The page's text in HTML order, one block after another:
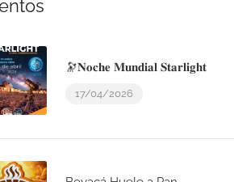
🔭𝐍𝐨𝐜𝐡𝐞 𝐌𝐮𝐧𝐝𝐢𝐚𝐥 𝐒𝐭𝐚𝐫𝐥𝐢𝐠𝐡𝐭
17/04/2026